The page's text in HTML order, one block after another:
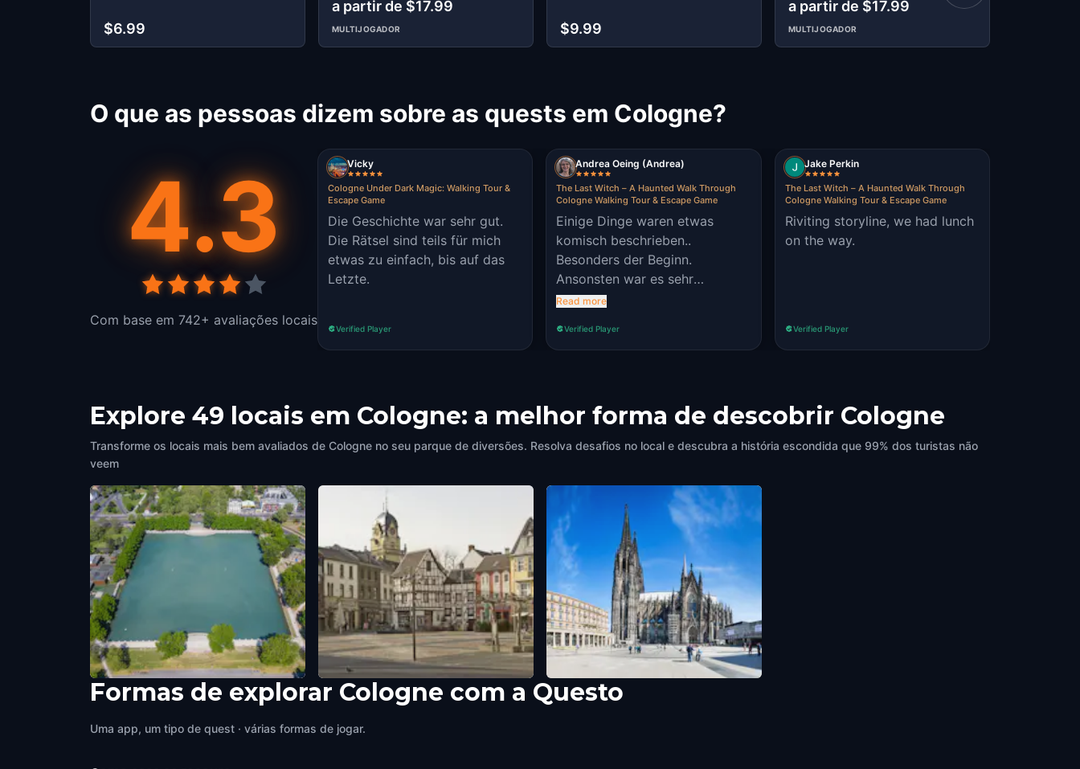
$6.99
a partir de $17.99
MULTIJOGADOR $9.99
a partir de $17.99
MULTIJOGADOR
O que as pessoas dizem sobre as quests em Cologne?
4.3
Com base em 742+ avaliações locais
Vicky
Cologne Under Dark Magic: Walking Tour &
Escape Game
Die Geschichte war sehr gut.
Die Rätsel sind teils für mich
etwas zu einfach, bis auf das
Letzte.
Verified Player
Andrea Oeing (Andrea)
The Last Witch – A Haunted Walk Through
Cologne Walking Tour & Escape Game
Einige Dinge waren etwas
komisch beschrieben..
Besonders der Beginn.
Ansonsten war es sehr
unterhaltsam.
Read more
Verified Player
Jake Perkin
The Last Witch – A Haunted Walk Through
Cologne Walking Tour & Escape Game
Riviting storyline, we had lunch
on the way.
Verified Player
Explore 49 locais em Cologne: a melhor forma de descobrir Cologne
Transforme os locais mais bem avaliados de Cologne no seu parque de diversões. Resolva desafios no local e descubra a história escondida que 99% dos turistas não
veem
Aachener Weiher Alter Markt Cologne Cathedral
Formas de explorar Cologne com a Questo
Uma app, um tipo de quest · várias formas de jogar.